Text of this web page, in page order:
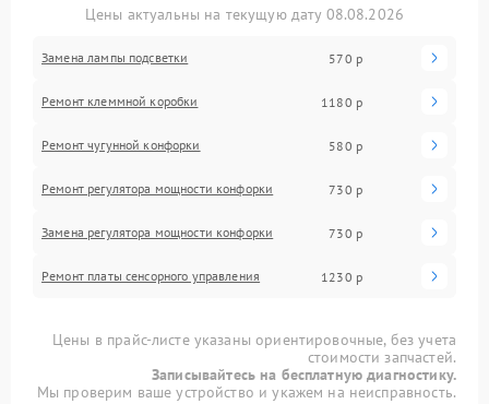
Цены актуальны на текущую дату 08.08.2026
Замена лампы подсветки 570 р
Ремонт клеммной коробки 1180 р
Ремонт чугунной конфорки 580 р
Ремонт регулятора мощности конфорки 730 р
Замена регулятора мощности конфорки 730 р
Ремонт платы сенсорного управления 1230 р
Цены в прайс-листе указаны ориентировочные, без учета
стоимости запчастей.
Записывайтесь на бесплатную диагностику.
Мы проверим ваше устройство и укажем на неисправность.